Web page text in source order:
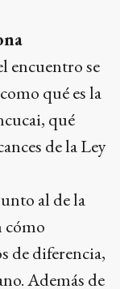
encuentro se
qué es la
qué
de la Ley
al de la
cómo
de diferencia,
Además de